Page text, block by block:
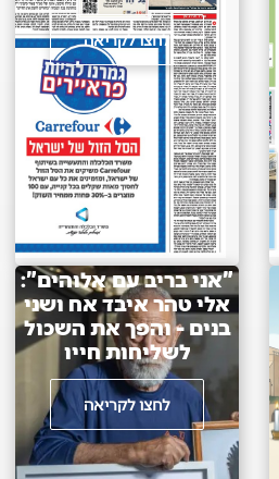
לחצו לקריאה
"אני בריב עם אלוהים":
אלי טהר איבד אח ושני
בנים - והפך את השכול
לשליחות חייו
לחצו לקריאה